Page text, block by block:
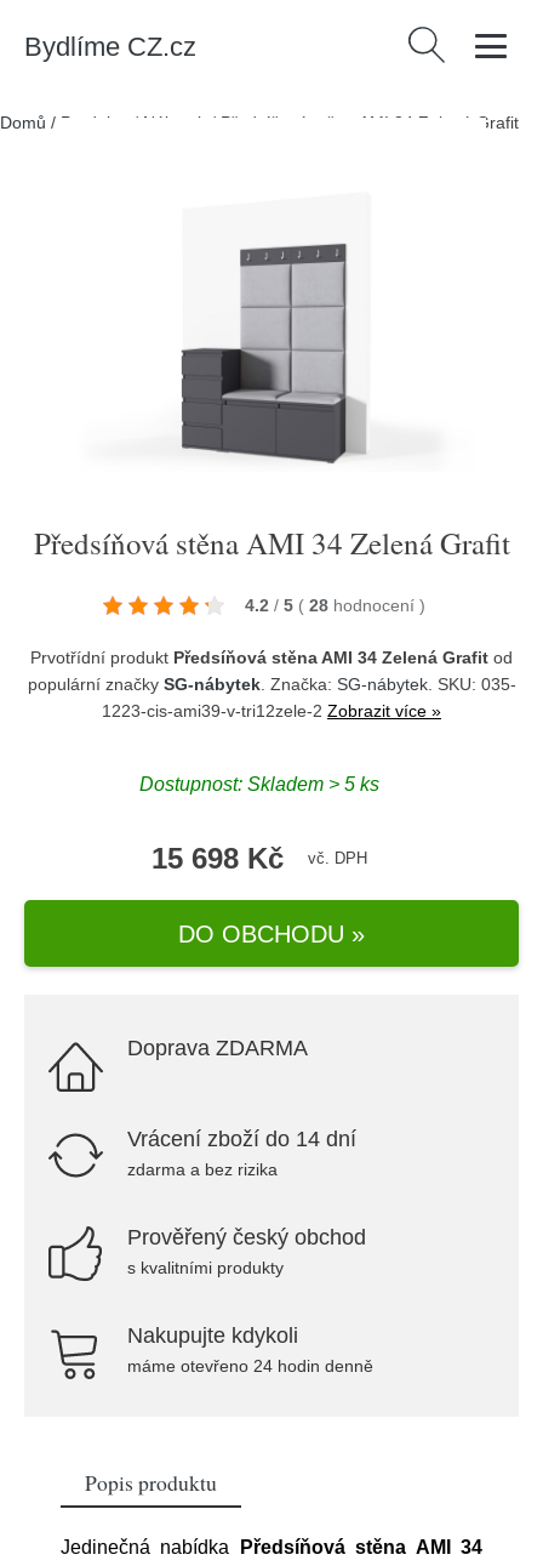
Bydlíme CZ.cz Vyhledávání
Domů / Produkty / Nábytek / Předsíňová stěna AMI 34 Zelená Grafit
Předsíňová stěna AMI 34 Zelená Grafit
4.2 / 5 ( 28 hodnocení )
Prvotřídní produkt Předsíňová stěna AMI 34 Zelená Grafit od
populární značky SG-nábytek. Značka: SG-nábytek. SKU: 035-
1223-cis-ami39-v-tri12zele-2 Zobrazit více »
Dostupnost: Skladem > 5 ks
15 698 Kč vč. DPH
DO OBCHODU »
Doprava ZDARMA
Vrácení zboží do 14 dní
zdarma a bez rizika
Prověřený český obchod
s kvalitními produkty
Nakupujte kdykoli
máme otevřeno 24 hodin denně
Popis produktu
Jedinečná nabídka
Předsíňová stěna AMI 34